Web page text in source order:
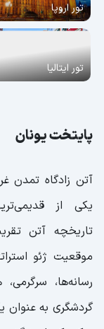
تور اروپا
تور ایتالیا
پایتخت یونان
آتن زادگاه تمدن
یکی از
موقعیت ژئو
رسانه‌ها،
گردشگری به